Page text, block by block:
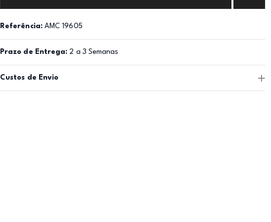
Referência: AMC 19605
Prazo de Entrega: 2 a 3 Semanas
Custos de Envio